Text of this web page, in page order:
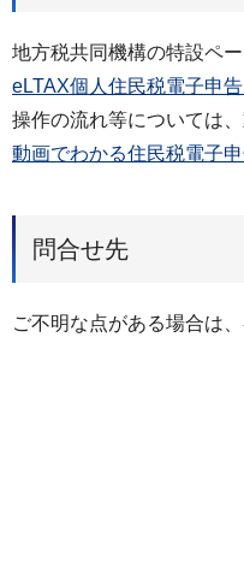
地方税共同機構の特設ペ
eLTAX個人住民税電子申
操作の流れ等については
動画でわかる住民税電子
問合せ先
ご不明な点がある場合は